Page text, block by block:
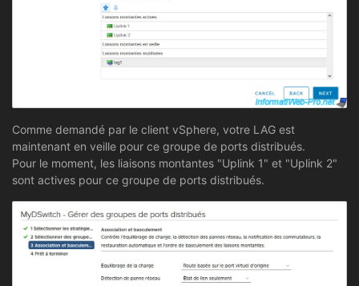
Comme demandé par le client vSphere, votre LAG est
maintenant en veille pour ce groupe de ports distribués.
Pour le moment, les liaisons montantes "Uplink 1" et "Uplink 2"
sont actives pour ce groupe de ports distribués.